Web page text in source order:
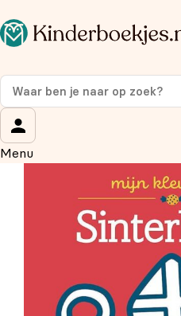
Menu
Op de hoogte blijven van
Meld je aan voor onze
korting
Wat is je voornaam?
Wat is je e-mailadres? *
Aanmelden
We gebruiken je
overeenstemming met ons